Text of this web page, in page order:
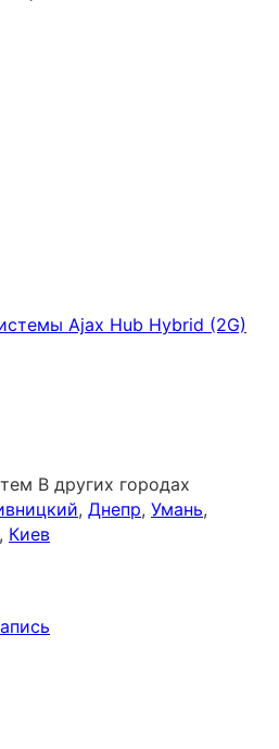
Ajax Hub Hybrid (2G)
В других городах
, Днепр, Умань,
, Киев